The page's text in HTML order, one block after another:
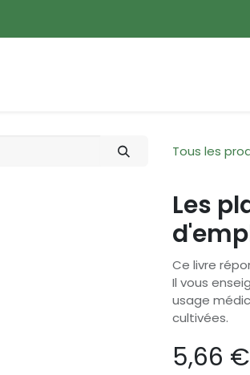
Tous les
Les
Ce livre
Il vous
usage
cultivées.
5,66 €